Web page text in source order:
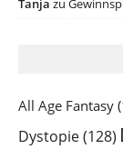
Tanja zu
All Age Fantasy
Dystopie(128)